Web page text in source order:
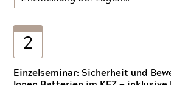
2
Einzelseminar: Sicherheit und